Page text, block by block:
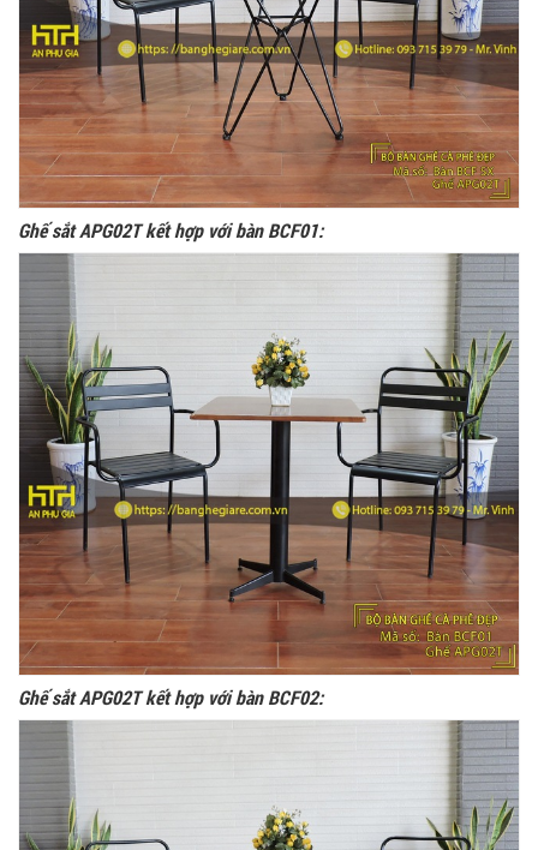
Ghế sắt APG02T kết hợp với bàn BCF01:
Ghế sắt APG02T kết hợp với bàn BCF02: